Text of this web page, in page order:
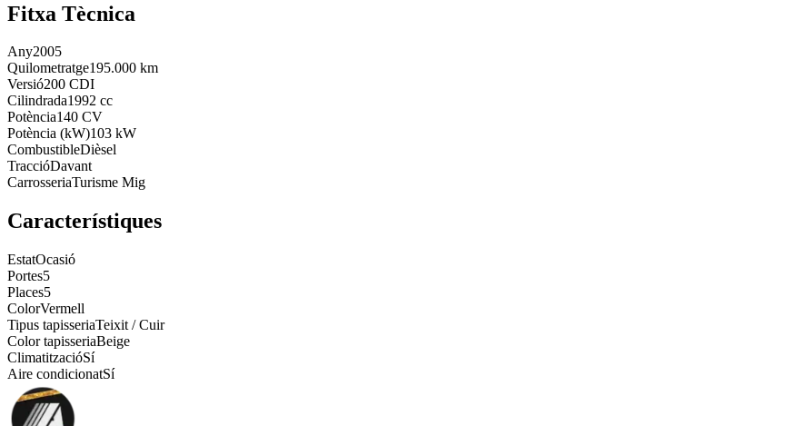
Fitxa Tècnica
Any2005
Quilometratge195.000 km
Versió200 CDI
Cilindrada1992 cc
Potència140 CV
Potència (kW)103 kW
CombustibleDièsel
TraccióDavant
CarrosseriaTurisme Mig
Característiques
EstatOcasió
Portes5
Places5
ColorVermell
Tipus tapisseriaTeixit / Cuir
Color tapisseriaBeige
ClimatitzacióSí
Aire condicionatSí